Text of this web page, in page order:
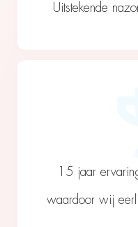
Uitstekende
15 jaar
waardoor wij